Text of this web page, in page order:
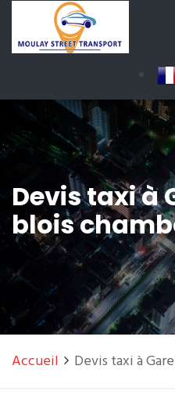
Devis taxi à
blois
Accueil Devis taxi à